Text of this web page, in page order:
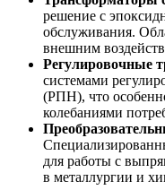
решение с
обслуживания.
внешним
Регулировочные
системами
(РПН), что
колебаниями
для работы с
в металлургии и